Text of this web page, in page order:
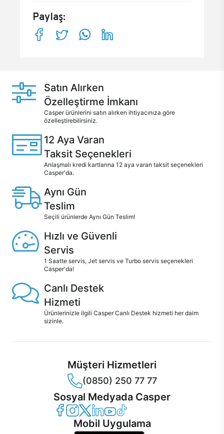
Paylaş:
Satın Alırken
Özelleştirme İmkanı
Casper ürünlerini satın alırken ihtiyacınıza göre
özelleştirebilirsiniz.
12 Aya Varan
Taksit Seçenekleri
Anlaşmalı kredi kartlarına 12 aya varan taksit seçenekleri
Casper'da.
Aynı Gün
Teslim
Seçili ürünlerde Aynı Gün Teslim!
Hızlı ve Güvenli
Servis
1 Saatte servis, Jet servis ve Turbo servis seçenekleri
Casper'da!
Canlı Destek
Hizmeti
Ürünlerinizle ilgili Casper Canlı Destek hizmeti her daim
sizinle.
Müşteri Hizmetleri
(0850) 250 77 77
Sosyal Medyada Casper
Casper Facebook
Casper Instagram
Casper Twitter
Casper LinkedIn
Casper YouTube
Casper TikTok
Mobil Uygulama